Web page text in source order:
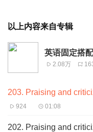
以上内容来自专辑
英语固定搭
2.08万
203. Praising and
924 01:08
202. Praising and